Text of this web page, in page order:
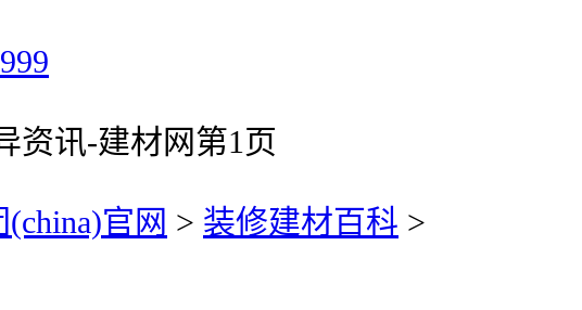
资讯-建材网第1页
(china)官网 > 装修建材百科 >